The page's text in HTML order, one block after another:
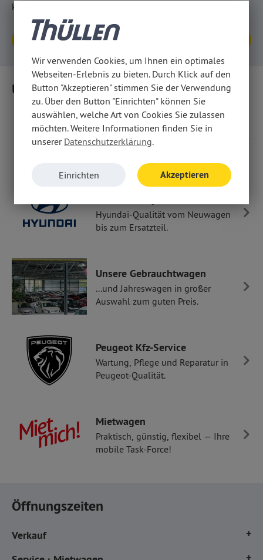
kommen Sie vorbei, oder rufen Sie an!
Anfragen
Unser Leistungsangebot
...rund um Opel
Autos, Teile, Zubehör und Service
Hyundai-Qualität vom Neuwagen
bis zum Ersatzteil.
Unsere Gebrauchtwagen
...und Jahreswagen in großer
Auswahl zum guten Preis.
Peugeot Kfz-Service
Wartung, Pflege und Reparatur in
Peugeot-Qualität.
Mietwagen
Praktisch, günstig, flexibel — Ihre
mobile Task-Force!
Öffnungszeiten
Verkauf
Mo. - Fr. 8:00 - 18:00 Uhr
Wir verwenden Cookies, um Ihnen ein optimales
Webseiten-Erlebnis zu bieten. Durch Klick auf den
Button "Akzeptieren" stimmen Sie der Verwendung
zu. Über den Button "Einrichten" können Sie
auswählen, welche Art von Cookies Sie zulassen
möchten. Weitere Informationen finden Sie in
unserer Datenschutzerklärung.
Einrichten Akzeptieren